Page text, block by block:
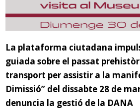
La plataforma ciutadana
guiada sobre el passat
transport per assistir a la
Dimissió” del dissabte 28 de
denuncia la gestió de la DANA